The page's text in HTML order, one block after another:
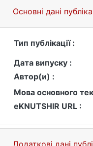
Основні дані
Тип публікації :
Дата випуску :
Автор(и) :
Мова основного
eKNUTSHIR URL :
Додаткові дані